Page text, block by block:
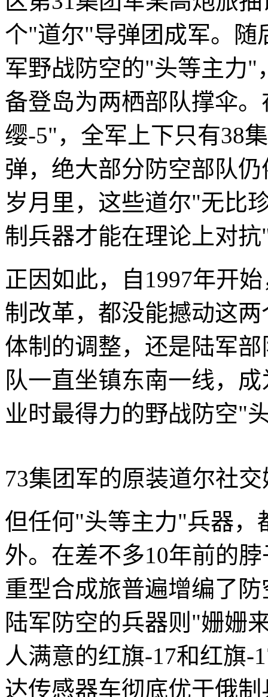
个"道尔"导弹团成军。
军野战防空的"头等主力"
备登岛为两栖部队撑伞
缨-5"，全军上下只有38
弹，绝大部分防空部队
岁月里，这些道尔"无比
制兵器才能在理论上对
正因如此，自1997年开
制改革，都没能撼动这
体制的调整，还是陆军
队一直坐镇东南一线，
业时最得力的野战防空"
73集团军的原装道尔社
但任何"头等主力"兵器，
外。在差不多10年前的
重型合成旅普遍增编了
陆军防空的兵器则"姗姗
人满意的红旗-17和红旗-
达传感器车彻底优于俄